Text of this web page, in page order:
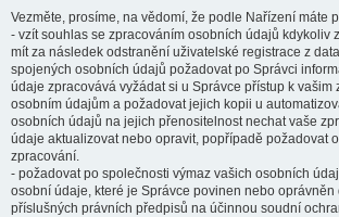
Vezměte, prosíme, na vědomí, že podle Nařízení máte
- vzít souhlas se zpracováním osobních údajů kdykoliv
mít za následek odstranění uživatelské registrace z
spojených osobních údajů požadovat po Správci
údaje zpracovává vyžádat si u Správce přístup k vašim
osobním údajům a požadovat jejich kopii u
osobních údajů na jejich přenositelnost nechat vaše
údaje aktualizovat nebo opravit, popřípadě požadovat
zpracování.
- požadovat po společnosti výmaz vašich osobních
osobní údaje, které je Správce povinen nebo oprávněn
příslušných právních předpisů na účinnou soudní